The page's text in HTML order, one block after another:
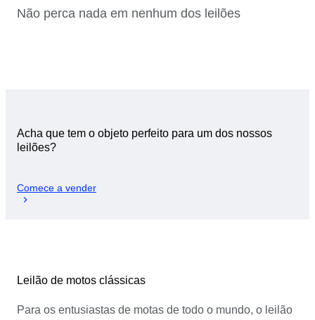
Não perca nada em nenhum dos leilões
Acha que tem o objeto perfeito para um dos nossos
leilões?
Comece a vender
Leilão de motos clássicas
Para os entusiastas de motas de todo o mundo, o leilão